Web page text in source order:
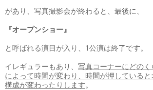
があり、写真撮影会が終わると、最後に、
『オープンショー』
と呼ばれる演目が入り、1公演は終了です。
イレギュラーもあり、 写真コーナーにどの
によって時間が変わり、時間が押している
構成が変わったりします。